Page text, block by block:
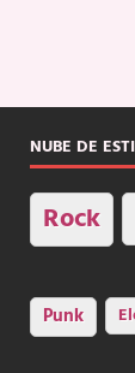
NUBE DE
Rock
Punk